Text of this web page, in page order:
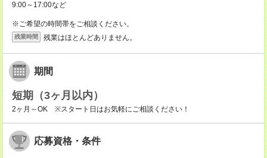
9:00～17:00など
※ご希望の時間帯をご相談ください。
残業時間 残業はほとんどありません。
期間
短期（3ヶ月以内）
2ヶ月～OK ※スタート日はお気軽にご相談ください！
応募資格・条件